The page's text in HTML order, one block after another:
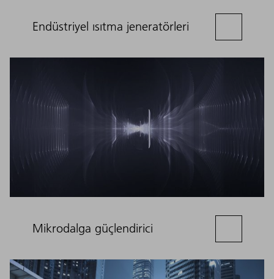
Endüstriyel ısıtma jeneratörleri
Mikrodalga güçlendirici